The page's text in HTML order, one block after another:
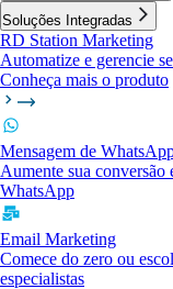
Soluções Integradas
RD Station Marketing
Automatize e gerencie
Conheça mais o produto
Mensagem de
Aumente sua conversão
WhatsApp
Email Marketing
Comece do zero ou
especialistas